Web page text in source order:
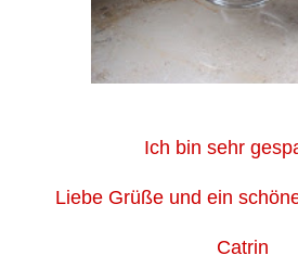
Ich bin sehr
Liebe Grüße und ein
Catrin